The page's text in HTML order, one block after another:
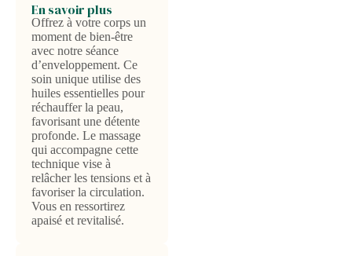
En savoir plus
Offrez à votre corps un
moment de bien-être
avec notre séance
d’enveloppement. Ce
soin unique utilise des
huiles essentielles pour
réchauffer la peau,
favorisant une détente
profonde. Le massage
qui accompagne cette
technique vise à
relâcher les tensions et à
favoriser la circulation.
Vous en ressortirez
apaisé et revitalisé.